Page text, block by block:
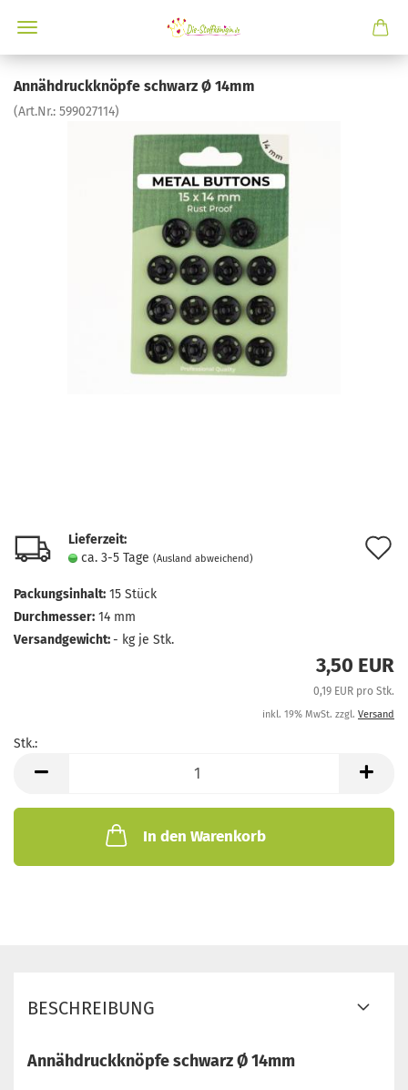
Annähdruckknöpfe schwarz Ø 14mm
(Art.Nr.: 599027114)
Lieferzeit:
ca. 3-5 Tage (Ausland abweichend)
Packungsinhalt: 15 Stück
Durchmesser: 14 mm
Versandgewicht:- kg je Stk.
3,50 EUR
0,19 EUR pro Stk.
inkl. 19% MwSt. zzgl. Versand
Stk.:
In den Warenkorb
BESCHREIBUNG
Annähdruckknöpfe schwarz Ø 14mm